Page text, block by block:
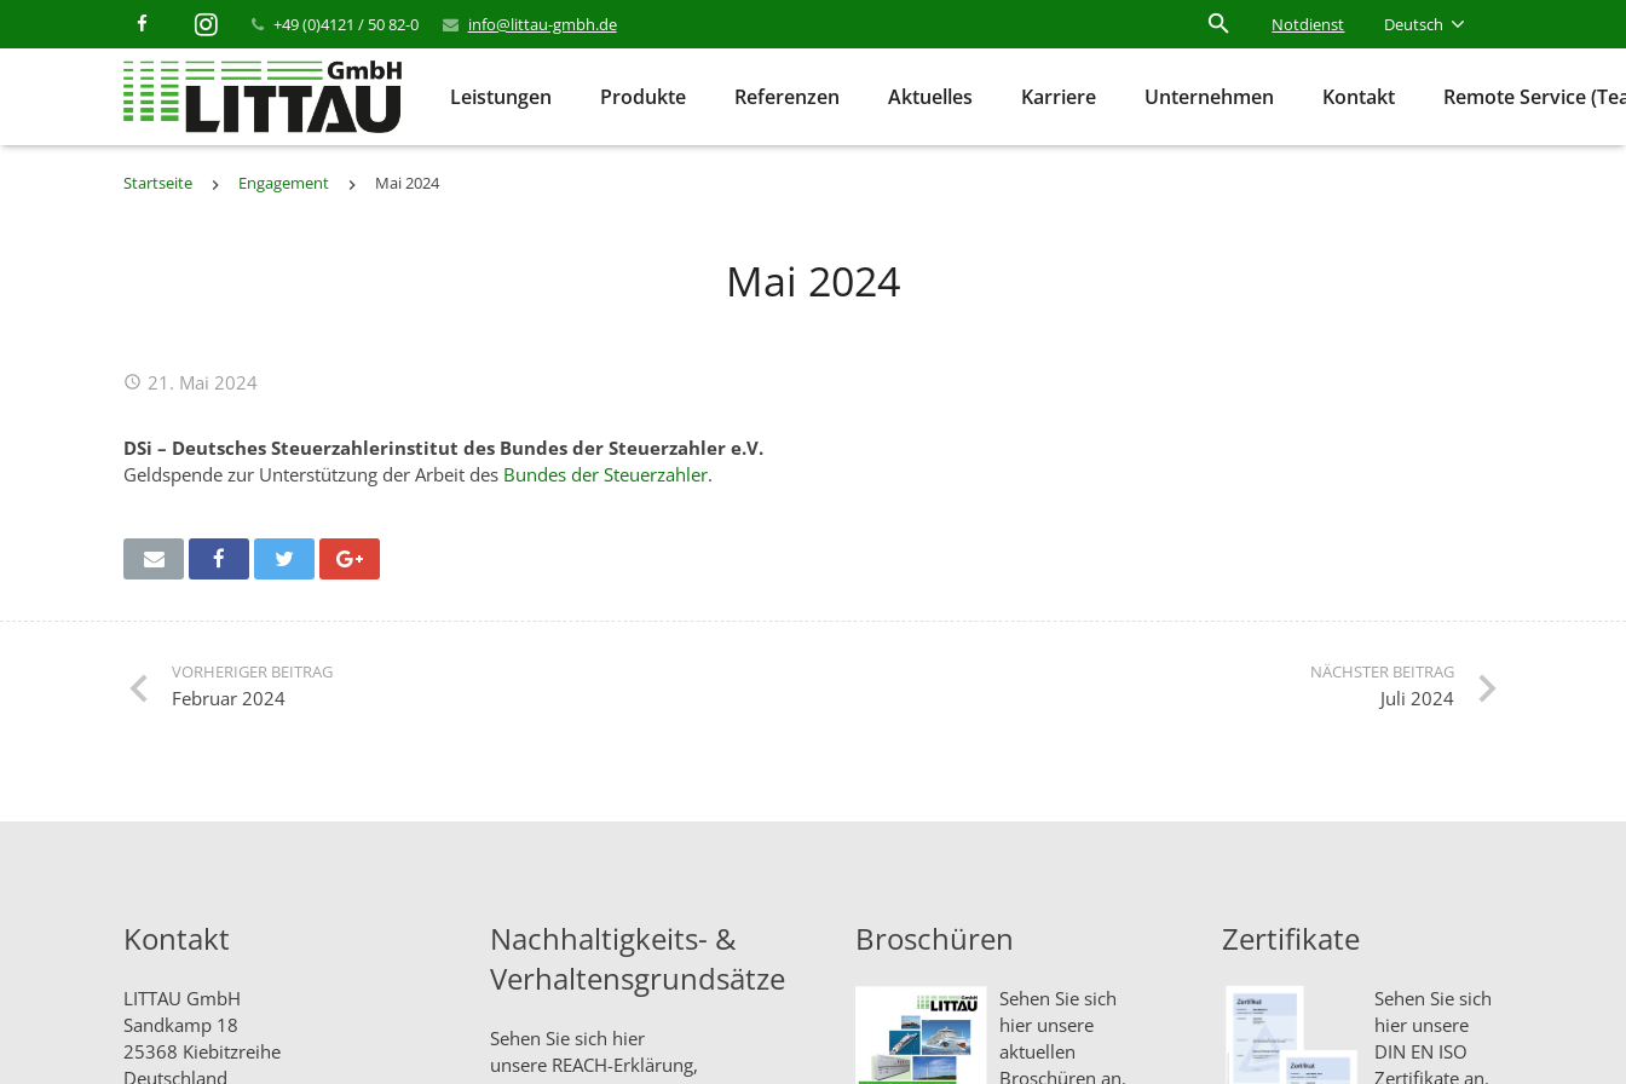
+49 (0)4121 / 50 82-0 info@littau-gmbh.de Notdienst Deutsch
Leistungen Produkte Referenzen Aktuelles Karriere Unternehmen Kontakt Remote Service
Startseite Engagement Mai 2024
Mai 2024
21. Mai 2024
DSi – Deutsches Steuerzahlerinstitut des Bundes der Steuerzahler e.V.
Geldspende zur Unterstützung der Arbeit des Bundes der Steuerzahler.
VORHERIGER BEITRAG
Februar 2024
NÄCHSTER BEITRAG
Juli 2024
Kontakt
LITTAU GmbH
Sandkamp 18
25368 Kiebitzreihe
Deutschland
Nachhaltigkeits- &
Verhaltensgrundsätze
Sehen Sie sich hier
unsere REACH-Erklärung,
Broschüren
Sehen Sie sich
hier unsere
aktuellen
Broschüren an.
Zertifikate
Sehen Sie sich
hier unsere
DIN EN ISO
Zertifikate an.